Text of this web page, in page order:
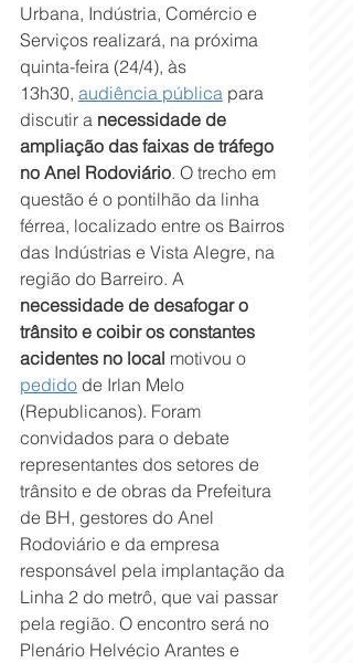
Urbana, Indústria, Comércio e
Serviços realizará, na próxima
quinta-feira (24/4), às
13h30, audiência pública para
discutir a necessidade de
ampliação das faixas de tráfego
no Anel Rodoviário. O trecho em
questão é o pontilhão da linha
férrea, localizado entre os Bairros
das Indústrias e Vista Alegre, na
região do Barreiro. A
necessidade de desafogar o
trânsito e coibir os constantes
acidentes no local motivou o
pedido de Irlan Melo
(Republicanos). Foram
convidados para o debate
representantes dos setores de
trânsito e de obras da Prefeitura
de BH, gestores do Anel
Rodoviário e da empresa
responsável pela implantação da
Linha 2 do metrô, que vai passar
pela região. O encontro será no
Plenário Helvécio Arantes e